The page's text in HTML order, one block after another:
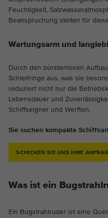
Feuchtigkeit,
Beanspruchung stellen für
Wartungsarm und
Durch den bürstenlosen
Schleifringe aus, was sie
reduziert nicht nur die
Lebensdauer und
Schiffseigner und Werften.
Sie suchen kompakte
SCHICKEN SIE UNS IHRE
Was ist ein
Ein Bugstrahlruder ist eine